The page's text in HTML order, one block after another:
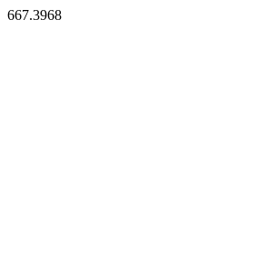
667.3968